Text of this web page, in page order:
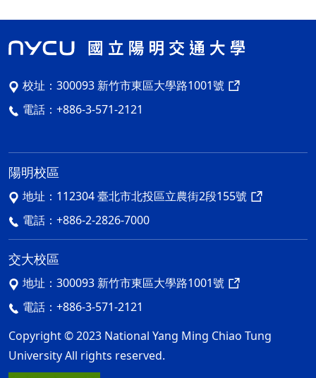
校址： 300093 新竹市東區大學路1001號
電話： +886-3-571-2121
陽明校區
地址： 112304 臺北市北投區立農街2段155號
電話： +886-2-2826-7000
交大校區
地址： 300093 新竹市東區大學路1001號
電話： +886-3-571-2121
Copyright © 2023 National Yang Ming Chiao Tung
University All rights reserved.